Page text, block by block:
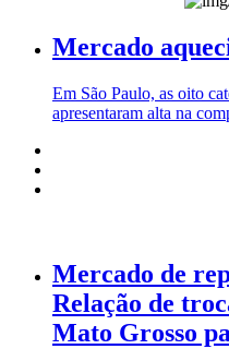
Mercado
Em São Paulo, as oito
apresentaram alta na
Mercado de
Relação de
Mato Grosso